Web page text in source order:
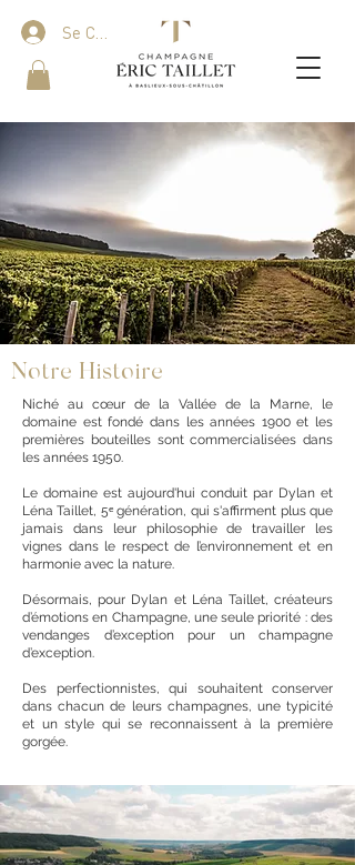
Se Connecter
Notre Histoire
Niché au cœur de la Vallée de la Marne, le
domaine est fondé dans les années 1900 et les
premières bouteilles sont commercialisées dans
les années 1950.
Le domaine est aujourd'hui conduit par Dylan et
Léna Taillet, 5ᵉ génération, qui s'affirment plus que
jamais dans leur philosophie de travailler les
vignes dans le respect de l’environnement et en
harmonie avec la nature.
Désormais, pour Dylan et Léna Taillet, créateurs
d’émotions en Champagne, une seule priorité : des
vendanges d’exception pour un champagne
d’exception.
Des perfectionnistes, qui souhaitent conserver
dans chacun de leurs champagnes, une typicité
et un style qui se reconnaissent à la première
gorgée.